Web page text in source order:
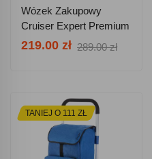
Wózek Zakupowy
Cruiser Expert Premium
604353 - Fuksja
219.00 zł 289.00 zł
TANIEJ O 111 ZŁ